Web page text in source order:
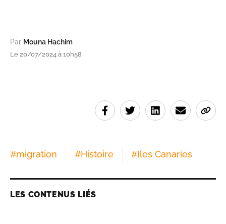
Par Mouna Hachim
Le 20/07/2024 à 10h58
#migration #Histoire #Iles Canaries
LES CONTENUS LIÉS